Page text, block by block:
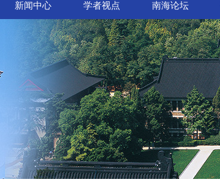
新闻中心 学者视点 南海论坛